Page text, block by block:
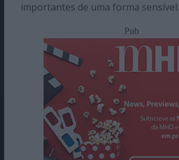
importantes de uma forma sensível.
Pub